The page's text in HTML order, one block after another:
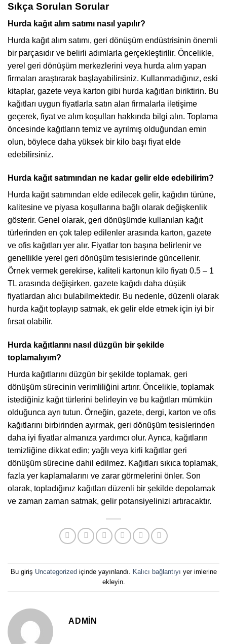
Sıkça Sorulan Sorular
Hurda kağıt alım satımı nasıl yapılır?
Hurda kağıt alım satımı, geri dönüşüm endüstrisinin önemli
bir parçasıdır ve belirli adımlarla gerçekleştirilir. Öncelikle,
yerel geri dönüşüm merkezlerini veya hurda alım yapan
firmaları araştırarak başlayabilirsiniz. Kullanmadığınız, eski
kitaplar, gazete veya karton gibi hurda kağıtları biriktirin. Bu
kağıtları uygun fiyatlarla satın alan firmalarla iletişime
geçerek, fiyat ve alım koşulları hakkında bilgi alın. Toplama
öncesinde kağıtların temiz ve ayrılmış olduğundan emin
olun, böylece daha yüksek bir kilo başı fiyat elde
edebilirsiniz.
Hurda kağıt satımından ne kadar gelir elde edebilirim?
Hurda kağıt satımından elde edilecek gelir, kağıdın türüne,
kalitesine ve piyasa koşullarına bağlı olarak değişkenlik
gösterir. Genel olarak, geri dönüşümde kullanılan kağıt
türlerinden en çok talep edilenler arasında karton, gazete
ve ofis kağıtları yer alır. Fiyatlar ton başına belirlenir ve
genellikle yerel geri dönüşüm tesislerinde güncellenir.
Örnek vermek gerekirse, kaliteli kartonun kilo fiyatı 0.5 – 1
TL arasında değişirken, gazete kağıdı daha düşük
fiyatlardan alıcı bulabilmektedir. Bu nedenle, düzenli olarak
hurda kağıt toplayıp satmak, ek gelir elde etmek için iyi bir
fırsat olabilir.
Hurda kağıtlarını nasıl düzgün bir şekilde
toplamalıyım?
Hurda kağıtlarını düzgün bir şekilde toplamak, geri
dönüşüm sürecinin verimliliğini artırır. Öncelikle, toplamak
istediğiniz kağıt türlerini belirleyin ve bu kağıtları mümkün
olduğunca ayrı tutun. Örneğin, gazete, dergi, karton ve ofis
kağıtlarını birbirinden ayırmak, geri dönüşüm tesislerinden
daha iyi fiyatlar almanıza yardımcı olur. Ayrıca, kağıtların
temizliğine dikkat edin; yağlı veya kirli kağıtlar geri
dönüşüm sürecine dahil edilmez. Kağıtları sıkıca toplamak,
fazla yer kaplamalarını ve zarar görmelerini önler. Son
olarak, topladığınız kağıtları düzenli bir şekilde depolamak
ve zaman zaman satmak, gelir potansiyelinizi artıracaktır.
Bu giriş Uncategorized içinde yayınlandı. Kalıcı bağlantıyı yer imlerine
ekleyin.
ADMIN